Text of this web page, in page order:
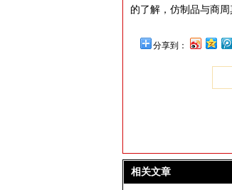
的了解，仿制品与商
分享到：
相关文章